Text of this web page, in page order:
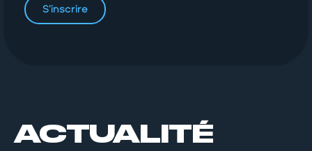
S'inscrire
ACTUALITÉ